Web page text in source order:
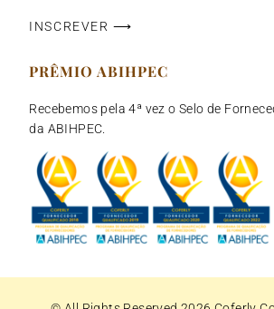
INSCREVER ⟶
PRÊMIO ABIHPEC
Recebemos pela 4ª vez o Selo de
da ABIHPEC.